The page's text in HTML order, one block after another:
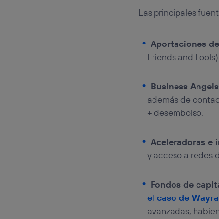
Las principales
Aportaciones
Friends and
Business Angels
además de
+ desembolso.
Aceleradoras e
y acceso a redes
Fondos de
el caso de
avanzadas,